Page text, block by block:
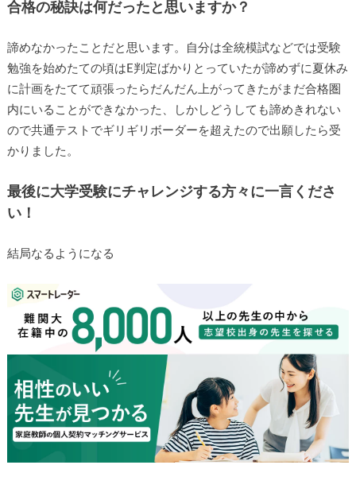
合格の秘訣は何だったと思いますか？
諦めなかったことだと思います。自分は全統模試などでは受験
勉強を始めたての頃はE判定ばかりとっていたが諦めずに夏休み
に計画をたてて頑張ったらだんだん上がってきたがまだ合格圏
内にいることができなかった、しかしどうしても諦めきれない
ので共通テストでギリギリボーダーを超えたので出願したら受
かりました。
最後に大学受験にチャレンジする方々に一言くださ
い！
結局なるようになる